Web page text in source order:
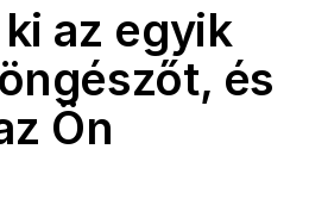
az egyik
és
Ön